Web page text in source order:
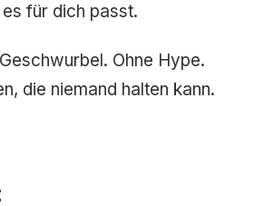
für dich passt.
Ohne Hype.
die niemand halten kann.